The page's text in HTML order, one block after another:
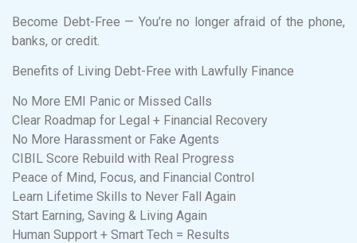
Become Debt-Free — You’re no longer afraid of the phone,
banks, or credit.
Benefits of Living Debt-Free with Lawfully Finance
No More EMI Panic or Missed Calls
Clear Roadmap for Legal + Financial Recovery
No More Harassment or Fake Agents
CIBIL Score Rebuild with Real Progress
Peace of Mind, Focus, and Financial Control
Learn Lifetime Skills to Never Fall Again
Start Earning, Saving & Living Again
Human Support + Smart Tech = Results